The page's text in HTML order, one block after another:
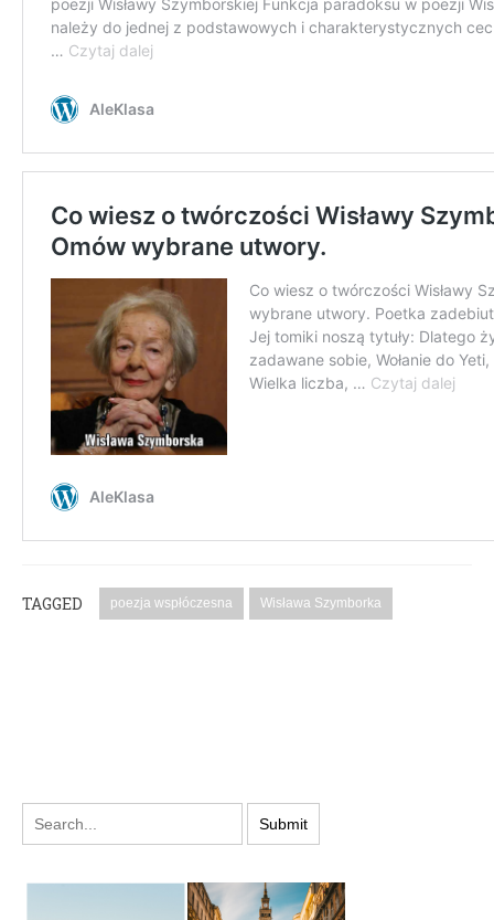
TAGGED poezja wspłóczesna Wisława Szymborka